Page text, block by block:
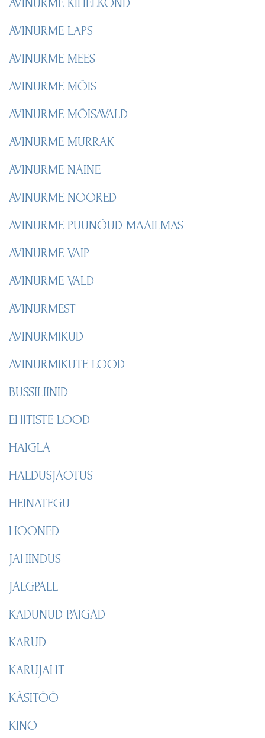
AVINURME LAPS
AVINURME MEES
AVINURME MÕIS
AVINURME MÕISAVALD
AVINURME MURRAK
AVINURME NAINE
AVINURME NOORED
AVINURME PUUNÕUD MAAILMAS
AVINURME VAIP
AVINURME VALD
AVINURMEST
AVINURMIKUD
AVINURMIKUTE LOOD
BUSSILIINID
EHITISTE LOOD
HAIGLA
HALDUSJAOTUS
HEINATEGU
HOONED
JAHINDUS
JALGPALL
KADUNUD PAIGAD
KARUD
KARUJAHT
KÄSITÖÖ
KINO